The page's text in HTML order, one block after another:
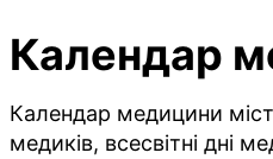
Календар
Календар медицини
медиків, всесвітні дні